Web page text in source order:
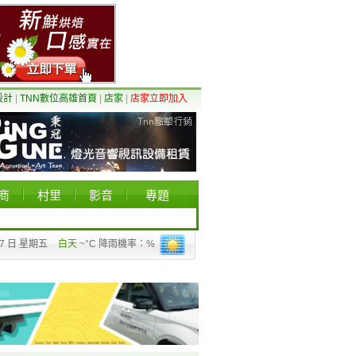
計 TNN數位高雄首頁 店家 店家立即加入
村里 影音 專題
日 星期五 白天 ~°C 降雨機率：%